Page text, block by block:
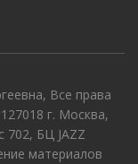
Все права
г. Москва,
702, БЦ JAZZ
материалов